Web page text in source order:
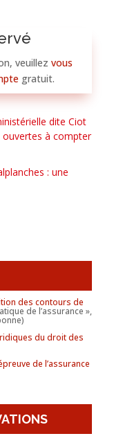
veuillezvous
gratuit.
dite Ciot
ouvertes à compter
: une
des contours de
de l’assurance »,
du droit des
de l’assurance